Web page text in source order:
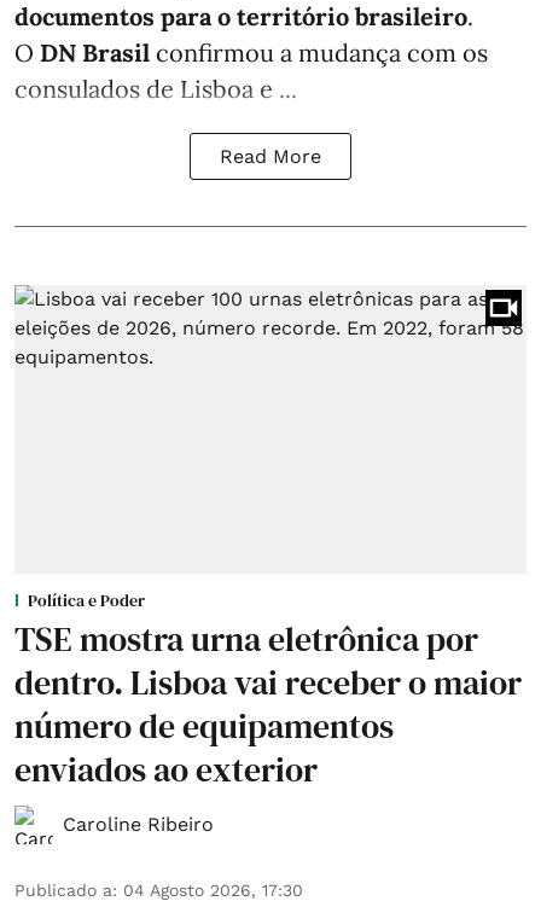
documentos para o território brasileiro.
O DN Brasil confirmou a mudança com os
consulados de Lisboa e ...
Read More
Política e Poder
TSE mostra urna eletrônica por
dentro. Lisboa vai receber o maior
número de equipamentos
enviados ao exterior
Caroline Ribeiro
Publicado a: 04 Agosto 2026, 17:30